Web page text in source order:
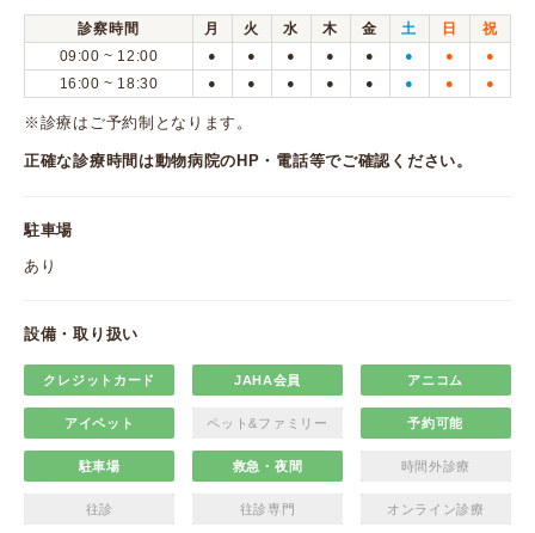
診察時間 月 火 水 木 金 土 日
祝
09:00 ~ 12:00
● ● ● ● ● ● ● ●
16:00 ~ 18:30 ● ● ● ● ● ● ● ●
※診療はご予約制となります。
正確な診療時間は動物病院のHP・電話等でご確認ください。
駐車場
あり
設備・取り扱い
クレジットカード JAHA会員 アニコム
アイペット ペット&ファミリー 予約可能
駐車場 救急・夜間 時間外診療
往診 往診専門 オンライン診療